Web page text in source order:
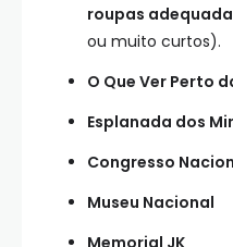
roupas
ou muito curtos).
O Que Ver Perto
Esplanada dos
Congresso
Museu Nacional